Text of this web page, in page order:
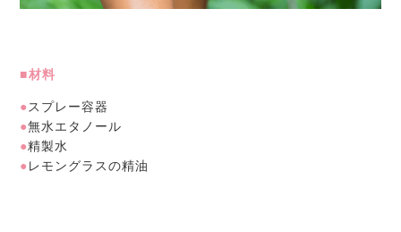
■材料
● スプレー容器
●無水エタノール
●精製水
● レモングラスの精油